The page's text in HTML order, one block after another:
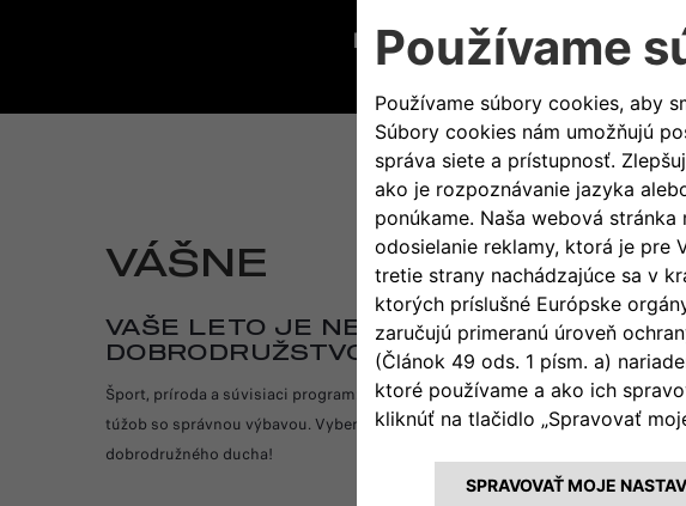
Môžete nám aj
VÁŠNE
VAŠE LETO JE NEKONEČNÉ
DOBRODRUŽSTVO!
Šport, príroda a súvisiaci program: toto leto bude ideálnou dobou na splnenie
túžob so správnou výbavou. Vyberte si dokonalé príslušenstvo a osloboďte
dobrodružného ducha!